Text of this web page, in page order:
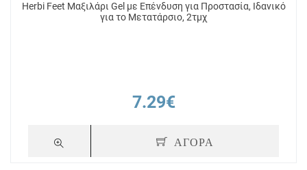
Herbi Feet Μαξιλάρι Gel με Επένδυση για Προστασία, Ιδανικό
για το Μετατάρσιο, 2τμχ
7.29€
ΑΓΟΡΑ